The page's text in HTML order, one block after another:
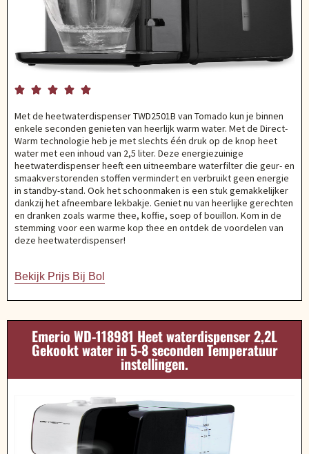
    
Met de heetwaterdispenser TWD2501B van Tomado kun je binnen
enkele seconden genieten van heerlijk warm water. Met de Direct-
Warm technologie heb je met slechts één druk op de knop heet
water met een inhoud van 2,5 liter. Deze energiezuinige
heetwaterdispenser heeft een uitneembare waterfilter die geur- en
smaakverstorenden stoffen vermindert en verbruikt geen energie
in standby-stand. Ook het schoonmaken is een stuk gemakkelijker
dankzij het afneembare lekbakje. Geniet nu van heerlijke gerechten
en dranken zoals warme thee, koffie, soep of bouillon. Kom in de
stemming voor een warme kop thee en ontdek de voordelen van
deze heetwaterdispenser!
Bekijk Prijs Bij Bol
Emerio WD-118981 Heet waterdispenser 2,2L
Gekookt water in 5-8 seconden Temperatuur
instellingen.